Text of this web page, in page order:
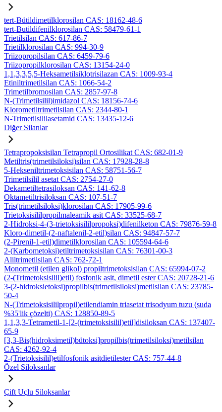
tert-Bütildimetilklorosilan CAS: 18162-48-6
tert-Butildifenilklorosilan CAS: 58479-61-1
Trietilsilan CAS: 617-86-7
Trietilklorosilan CAS: 994-30-9
Triizopropilsilan CAS: 6459-79-6
Triizopropilklorosilan CAS: 13154-24-0
1,1,3,3,5,5-Heksametilsiklotrisilazan CAS: 1009-93-4
Etiniltrimetilsilan CAS: 1066-54-2
Trimetilbromosilan CAS: 2857-97-8
N-(Trimetilsilil)imidazol CAS: 18156-74-6
Klorometiltrimetilsilan CAS: 2344-80-1
N-Trimetilsililasetamid CAS: 13435-12-6
Diğer Silanlar
Tetrapropoksisilan Tetrapropil Ortosilikat CAS: 682-01-9
Metiltris(trimetilsiloksi)silan CAS: 17928-28-8
5-Hekseniltrimetoksisilan CAS: 58751-56-7
Trimetilsilil asetat CAS: 2754-27-0
Dekametiltetrasiloksan CAS: 141-62-8
Oktametiltrisiloksan CAS: 107-51-7
Tris(trimetilsiloksi)klorosilan CAS: 17905-99-6
Trietoksisililpropilmaleamik asit CAS: 33525-68-7
2-Hidroksi-4-(3-trietoksisililpropoksi)difenilketon CAS: 79876-59-8
Kloro-dimetil-(2-naftalenil-2-etil)silan CAS: 94847-57-7
(2-Pirenil-1-etil)dimetilklorosilan CAS: 105594-64-6
2-(Karbometoksi)etiltrimetoksisilan CAS: 76301-00-3
Aliltrimetilsilan CAS: 762-72-1
Monometil (etilen glikol) propiltrimetoksisilan CAS: 65994-07-2
(2-(Trimetoksisilil)etil) fosfonik asit, dimetil ester CAS: 20728-21-6
3-(2-hidroksietoksi)propilbis(trimetilsiloksi)metilsilan CAS: 23785-
50-4
N-(Trimetoksisililpropil)etilendiamin triasetat trisodyum tuzu (suda
%35'lik çözelti) CAS: 128850-89-5
1,1,3,3-Tetrametil-1-[2-(trimetoksisilil)etil]disiloksan CAS: 137407-
65-9
[3,3-Bis(hidroksimetil)bütoksi]propilbis(trimetilsiloksi)metilsilan
CAS: 4262-92-4
2-(Trietoksisilil)etilfosfonik asitdietilester CAS: 757-44-8
Özel Siloksanlar
Çift Uçlu Siloksanlar